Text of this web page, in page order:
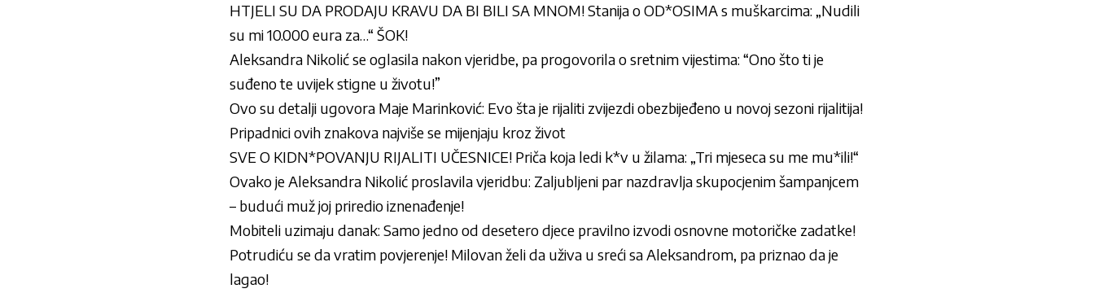
HTJELI SU DA PRODAJU KRAVU DA BI BILI SA MNOM! Stanija o OD*OSIMA s muškarcima: „Nudili
su mi 10.000 eura za…“ ŠOK!
Aleksandra Nikolić se oglasila nakon vjeridbe, pa progovorila o sretnim vijestima: “Ono što ti je
suđeno te uvijek stigne u životu!”
Ovo su detalji ugovora Maje Marinković: Evo šta je rijaliti zvijezdi obezbijeđeno u novoj sezoni rijalitija!
Pripadnici ovih znakova najviše se mijenjaju kroz život
SVE O KIDN*POVANJU RIJALITI UČESNICE! Priča koja ledi k*v u žilama: „Tri mjeseca su me mu*ili!“
Ovako je Aleksandra Nikolić proslavila vjeridbu: Zaljubljeni par nazdravlja skupocjenim šampanjcem
– budući muž joj priredio iznenađenje!
Mobiteli uzimaju danak: Samo jedno od desetero djece pravilno izvodi osnovne motoričke zadatke!
Potrudiću se da vratim povjerenje! Milovan želi da uživa u sreći sa Aleksandrom, pa priznao da je
lagao!